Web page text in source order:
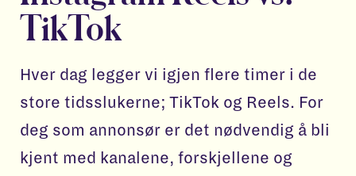
TikTok
Hver dag legger vi igjen flere timer i de
store tidsslukerne; TikTok og Reels. For
deg som annonsør er det nødvendig å bli
kjent med kanalene, forskjellene og